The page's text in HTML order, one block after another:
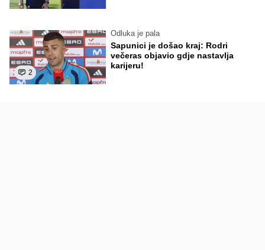
2
Odluka je pala
Sapunici je došao kraj: Rodri
večeras objavio gdje nastavlja
karijeru!